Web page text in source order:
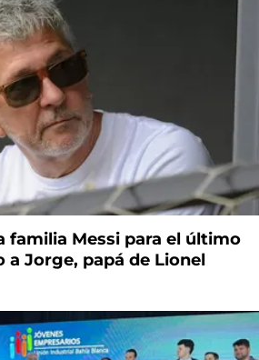
familia Messi para el último
a Jorge, papá de Lionel